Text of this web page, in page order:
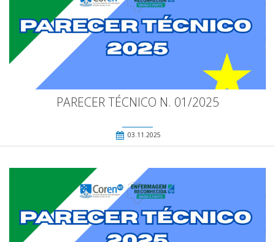
PARECER TÉCNICO N. 01/2025
03.11.2025